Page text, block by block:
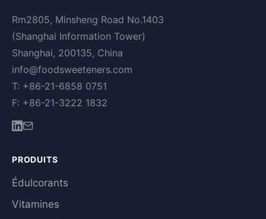
Rm2805, Minsheng Road No.1403
(Shanghai Information Tower)
Shanghai, 200135, China
info@foodsweeteners.com
T: +86-21-6858 0751
F: +86-21-3222 1832
PRODUITS
Édulcorants
Vitamines